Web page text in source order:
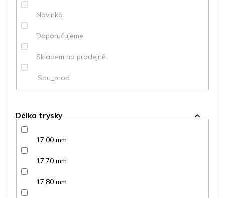
Novinka
Doporučujeme
Skladem na prodejně
.Sou_prod
Délka trysky
17,00 mm
17,70 mm
17,80 mm